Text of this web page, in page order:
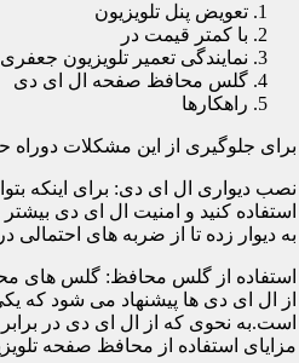
تعویض پنل تلویزیون
با کمتر قیمت در
نمایندگی تعمیر تلویزیون جعفری
گلس محافظ صفحه ال ای دی
راهکارها
برای جلوگیری از این مشکلات دوراه
نصب دیواری ال ای دی: برای اینکه
استفاده کنید و امنیت ال ای دی
به دیوار زده تا از ضربه های احتمالی
استفاده از گلس محافظ: گلس های
از ال ای دی ها پیشنهاد می شود که
است.به نحوی که از ال ای دی در
مزایای استفاده از محافظ صفحه